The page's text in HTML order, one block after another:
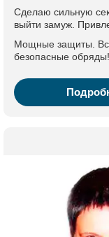
Сделаю сильную
выйти замуж.
Мощные защиты.
безопасные обряды!